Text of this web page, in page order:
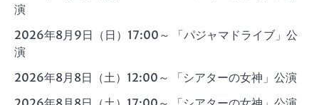
演
2026年8月9日（日）17:00～ 「パジャマドライブ」公
演
2026年8月8日（土）12:00～ 「シアターの女神」公演